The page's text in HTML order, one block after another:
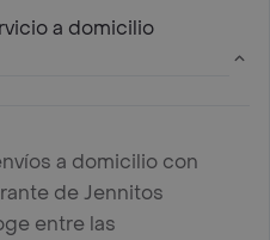
a domicilio
a domicilio con
de Jennitos
entre las